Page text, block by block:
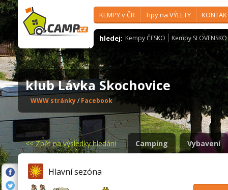
KEMPY v ČR Tipy na VÝLETY
hledej: Kempy ČESKO Kempy SLOVENSKO
klub Lávka Skochovice
WWW stránky/ Facebook
<<Zpět na výsledky hledání Camping Vybavení
Hlavní sezóna